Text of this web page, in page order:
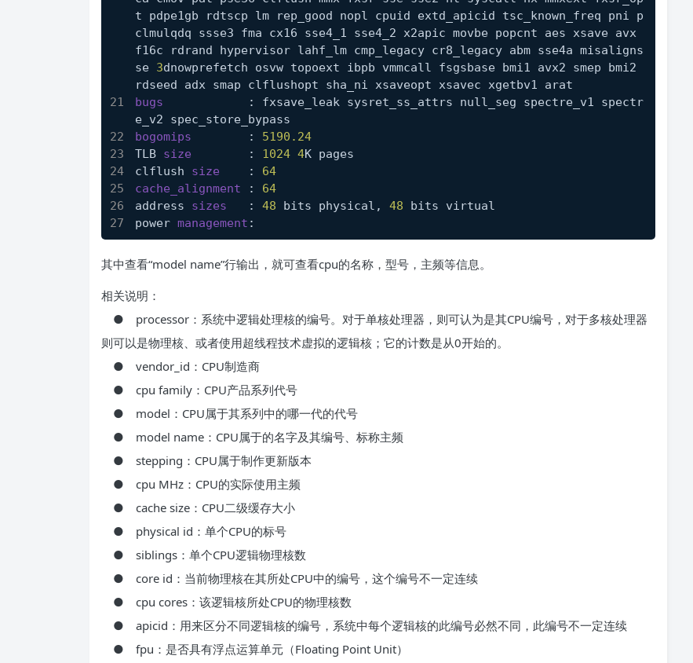
t pdpe1gb rdtscp lm rep_good nopl cpuid extd_apicid tsc_known_freq pni p
clmulqdq ssse3 fma cx16 sse4_1 sse4_2 x2apic movbe popcnt aes xsave avx
f16c rdrand hypervisor lahf_lm cmp_legacy cr8_legacy abm sse4a misaligns
se 3dnowprefetch osvw topoext ibpb vmmcall fsgsbase bmi1 avx2 smep bmi2
rdseed adx smap clflushopt sha_ni xsaveopt xsavec xgetbv1 arat
: fxsave_leak sysret_ss_attrs null_seg spectre_v1 spectr
e_v2 spec_store_bypass
: 5190.24
TLB
: 1024 4K pages
clflush
: 64
: 64
address
: 48 bits physical, 48 bits virtual
power management :
其中查看“model name”行输出，就可查看cpu的名称，型号，主频等信息。
相关说明：
● processor：系统中逻辑处理核的编号。对于单核处理器，则可认为是其CPU编号，对于多核处理器
则可以是物理核、或者使用超线程技术虚拟的逻辑核；它的计数是从0开始的。
● vendor_id：CPU制造商
● cpu family：CPU产品系列代号
● model：CPU属于其系列中的哪一代的代号
● model name：CPU属于的名字及其编号、标称主频
● stepping：CPU属于制作更新版本
● cpu MHz：CPU的实际使用主频
● cache size：CPU二级缓存大小
● physical id：单个CPU的标号
● siblings：单个CPU逻辑物理核数
● core id：当前物理核在其所处CPU中的编号，这个编号不一定连续
● cpu cores：该逻辑核所处CPU的物理核数
● apicid：用来区分不同逻辑核的编号，系统中每个逻辑核的此编号必然不同，此编号不一定连续
● fpu：是否具有浮点运算单元（Floating Point Unit）